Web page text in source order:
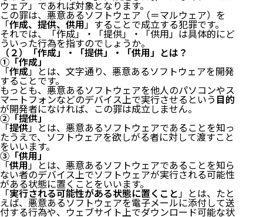
ウェア」であれば対象となります。
この罪は、悪意あるソフトウェア（＝マルウェア）を
「作成、提供、供用 」することで成立する犯罪です。
それでは、「作成」・「提供」・「供用」は具体的にど
ういった行為を指すのでしょうか。
（２）「作成」・「提供」・「供用」とは？
①「作成」
「作成」とは、文字通り、悪意あるソフトウェアを開発
することです。
もっとも、悪意あるソフトウェアを他人のパソコンやス
マートフォンなどのデバイス上で実行させるという 目的
が開発者になければ、この罪は成立しません。
②「提供」
「提供」とは、悪意あるソフトウェアであることを知っ
たうえで、ソフトウェアを欲しがる者に対して渡すこと
をいいます。
③「供用」
「供用」とは、悪意あるソフトウェアであることを知ら
ない者のデバイス上でソフトウェアが実行される可能性
がある状態に置くことをいいます。
「実行される可能性がある状態に置くこと 」とは、たと
えば、悪意あるソフトウェアを電子メールに添付して送
付する行為や、ウェブサイト上でダウンロード可能な状